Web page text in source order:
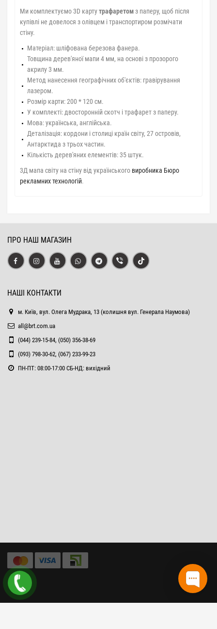
Ми комплектуємо 3D картутрафаретом з паперу, щоб після
купівлі не довелося з олівцем і транспортиром розмічати
стіну.
Матеріал: шліфована березова фанера.
Товщина дерев'яної мапи 4 мм, на основі з прозорого
акрилу 3 мм.
Метод нанесення географічних об'єктів: гравірування
лазером.
Розмір карти: 200 * 120 см.
У комплекті: двосторонній скотч і трафарет з паперу.
Мова: українська, англійська.
Деталізація: кордони і столиці країн світу, 27 островів,
Антарктида з трьох частин.
Кількість дерев'яних елементів: 35 штук.
3Д мапа світу на стіну від українського виробника Бюро
рекламних технологій.
ПРО НАШ МАГАЗИН
НАШІ КОНТАКТИ
м. Київ, вул. Олега Мудрака, 13 (колишня вул. Генерала Наумова)
all@brt.com.ua
(044) 239-15-84, (050) 356-38-69
(093) 798-30-62, (067) 233-99-23
ПН-ПТ: 08:00-17:00 СБ-НД: вихідний